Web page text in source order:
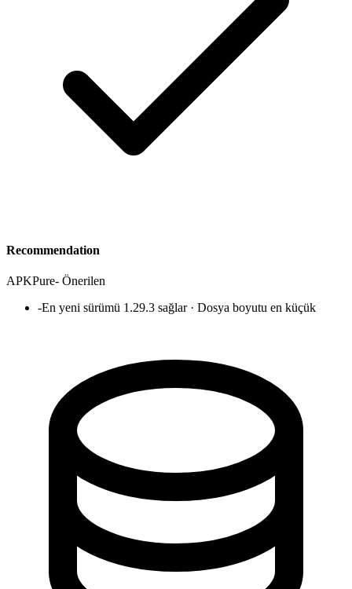
Recommendation
APKPure- Önerilen
-En yeni sürümü 1.29.3 sağlar · Dosya boyutu en küçük